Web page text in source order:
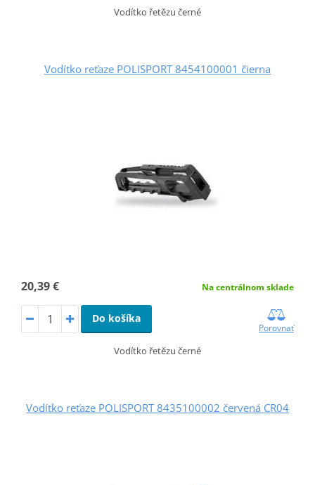
Vodítko řetězu černé
Vodítko reťaze POLISPORT 8454100001 čierna
20,39 € Na centrálnom sklade
Do košíka
Porovnať
Vodítko řetězu černé
Vodítko reťaze POLISPORT 8435100002 červená CR04